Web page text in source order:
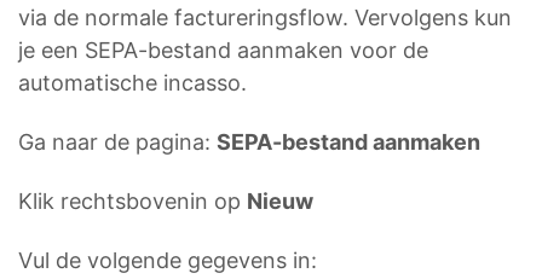
via de normale factureringsflow. Vervolgens kun
je een SEPA-bestand aanmaken voor de
automatische incasso.
Ga naar de pagina: SEPA-bestand aanmaken
Klik rechtsbovenin op Nieuw
Vul de volgende gegevens in: